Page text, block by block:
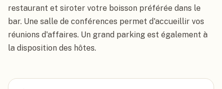
restaurant et siroter votre boisson préférée dans le
bar. Une salle de conférences permet d'accueillir vos
réunions d'affaires. Un grand parking est également à
la disposition des hôtes.